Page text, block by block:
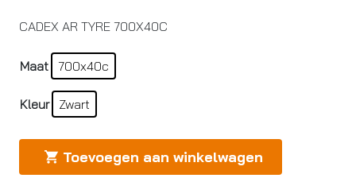
CADEX AR TYRE 700X40C
Maat 700x40c
Kleur Zwart
Toevoegen aan winkelwagen